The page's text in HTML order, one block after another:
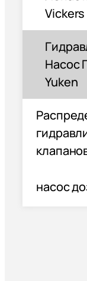
Vickers
Насос
Yuken
насос